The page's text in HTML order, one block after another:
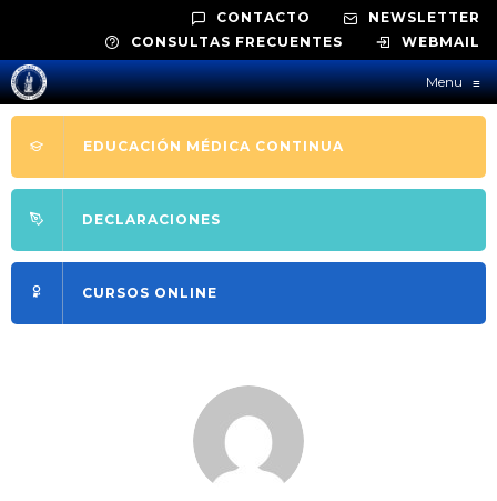
CONTACTO
NEWSLETTER
CONSULTAS FRECUENTES
WEBMAIL
Menu≡
EDUCACIÓN MÉDICA CONTINUA
DECLARACIONES
CURSOS ONLINE